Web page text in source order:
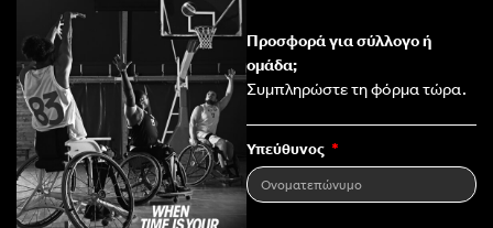
Προσφορά για σύλλογο ή
ομάδα;
Συμπληρώστε τη φόρμα τώρα.
Υπεύθυνος